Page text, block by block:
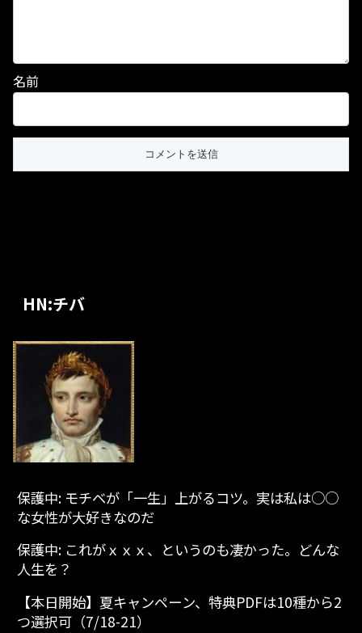
名前
HN:チバ
保護中: モチベが「一生」上がるコツ。実は私は○○
な女性が大好きなのだ
保護中: これがｘｘｘ、というのも凄かった。どんな
人生を？
【本日開始】夏キャンペーン、特典PDFは10種から2
つ選択可（7/18-21）